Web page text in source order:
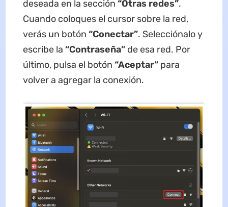
deseada en la sección “Otras redes”.
Cuando coloques el cursor sobre la red,
verás un botón “Conectar”. Selecciónalo y
escribe la “Contraseña”de esa red. Por
último, pulsa el botón “Aceptar” para
volver a agregar la conexión.